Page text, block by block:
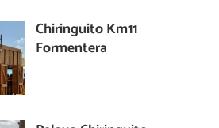
Chiringuito Km11
Formentera